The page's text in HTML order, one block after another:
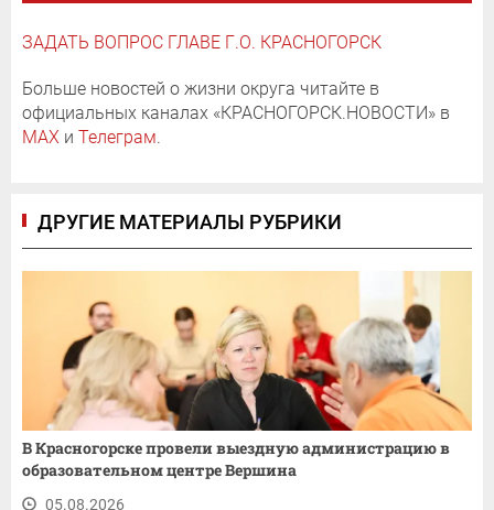
ЗАДАТЬ ВОПРОС ГЛАВЕ Г.О. КРАСНОГОРСК
Больше новостей о жизни округа читайте в
официальных каналах «КРАСНОГОРСК.НОВОСТИ» в
MAX и Телеграм.
ДРУГИЕ МАТЕРИАЛЫ РУБРИКИ
В Красногорске провели выездную администрацию в
образовательном центре Вершина
05.08.2026